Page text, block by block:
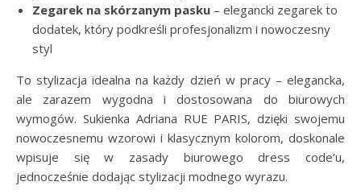
Zegarek na skórzanym pasku – elegancki zegarek to
dodatek, który podkreśli profesjonalizm i nowoczesny
styl
To stylizacja idealna na każdy dzień w pracy – elegancka,
ale zarazem wygodna i dostosowana do biurowych
wymogów. Sukienka Adriana RUE PARIS, dzięki swojemu
nowoczesnemu wzorowi i klasycznym kolorom, doskonale
wpisuje się w zasady biurowego dress code’u,
jednocześnie dodając stylizacji modnego wyrazu.